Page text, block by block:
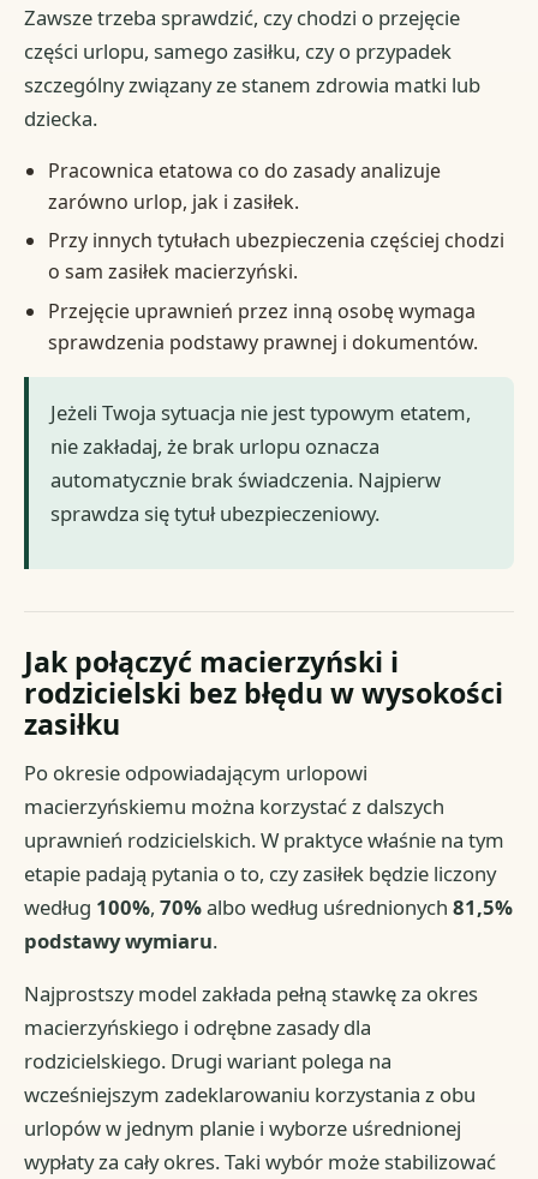
Zawsze trzeba sprawdzić, czy chodzi o przejęcie
części urlopu, samego zasiłku, czy o przypadek
szczególny związany ze stanem zdrowia matki lub
dziecka.
Pracownica etatowa co do zasady analizuje
zarówno urlop, jak i zasiłek.
Przy innych tytułach ubezpieczenia częściej chodzi
o sam zasiłek macierzyński.
Przejęcie uprawnień przez inną osobę wymaga
sprawdzenia podstawy prawnej i dokumentów.
Jeżeli Twoja sytuacja nie jest typowym etatem,
nie zakładaj, że brak urlopu oznacza
automatycznie brak świadczenia. Najpierw
sprawdza się tytuł ubezpieczeniowy.
Jak połączyć macierzyński i
rodzicielski bez błędu w wysokości
zasiłku
Po okresie odpowiadającym urlopowi
macierzyńskiemu można korzystać z dalszych
uprawnień rodzicielskich. W praktyce właśnie na tym
etapie padają pytania o to, czy zasiłek będzie liczony
według 100%,70%albo według uśrednionych81,5%
podstawy wymiaru.
Najprostszy model zakłada pełną stawkę za okres
macierzyńskiego i odrębne zasady dla
rodzicielskiego. Drugi wariant polega na
wcześniejszym zadeklarowaniu korzystania z obu
urlopów w jednym planie i wyborze uśrednionej
wypłaty za cały okres. Taki wybór może stabilizować